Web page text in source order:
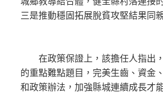
三是推動穩固拓展脫貧攻堅結果同
在政策保證上，該擔任人指出
的重點難點題目，完美生齒、資金
和政策辦法，加強縣城連續成長才